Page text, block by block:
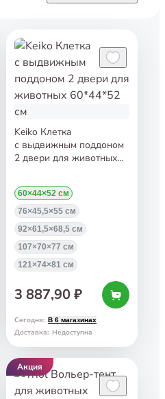
Keiko Клетка
с выдвижным поддоном
2 двери для животных
60×44×52 см
76×45,5×55 см
92×61,5×68,5 см
107×70×77 см
121×74×81 см
3 887,90 ₽
Сегодня: В 6 магазинах
Доставка: Недоступна
Акция